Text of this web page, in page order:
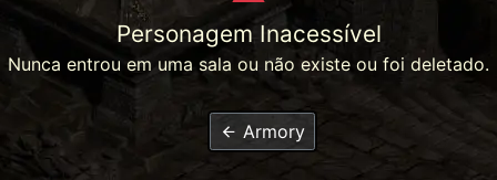
LOJA_DO_FAKE conquistou Vice Baal Speed!
War Precious - Compra: 899
Bottled Demons - Lance: 100
- Compra: 200
Shop: "Hire do Ato 5."
War Precious - Compra: 999
Personagem Inacessível
Nunca entrou em uma sala ou não existe ou foi deletado.
Armory